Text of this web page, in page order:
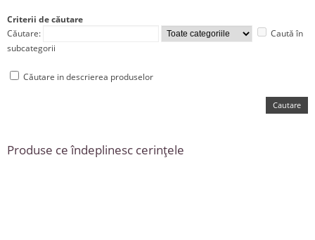
Criterii de căutare
Căutare:
Caută în
subcategorii
Căutare in descrierea produselor
Produse ce îndeplinesc cerinţele